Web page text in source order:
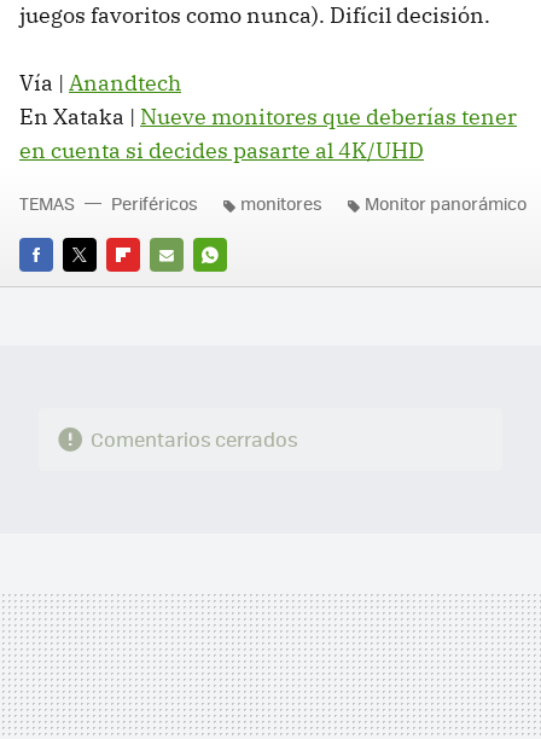
juegos favoritos como nunca). Difícil decisión.
Vía | Anandtech
En Xataka | Nueve monitores que deberías tener
en cuenta si decides pasarte al 4K/UHD
FACEBOOK
TWITTERFLIPBOARD
E-
WHATSAPP
TEMAS Periféricos monitores Monitor panorámico
Comentarios cerrados